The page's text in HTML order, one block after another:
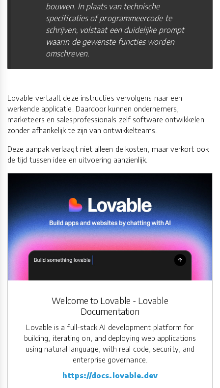
bouwen. In plaats van technische
specificaties of programmeercode te
schrijven, volstaat een duidelijke prompt
waarin de gewenste functies worden
omschreven.
Lovable vertaalt deze instructies vervolgens naar een
werkende applicatie. Daardoor kunnen ondernemers,
marketeers en salesprofessionals zelf software ontwikkelen
zonder afhankelijk te zijn van ontwikkelteams.
Deze aanpak verlaagt niet alleen de kosten, maar verkort ook
de tijd tussen idee en uitvoering aanzienlijk.
Welcome to Lovable - Lovable
Documentation
Lovable is a full-stack AI development platform for
building, iterating on, and deploying web applications
using natural language, with real code, security, and
enterprise governance.
https://docs.lovable.dev